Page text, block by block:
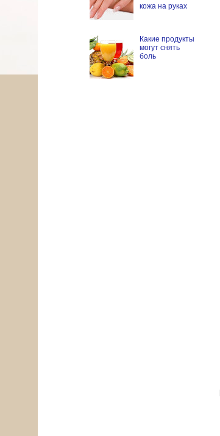
кожа на руках
Какие продукты
могут снять
боль